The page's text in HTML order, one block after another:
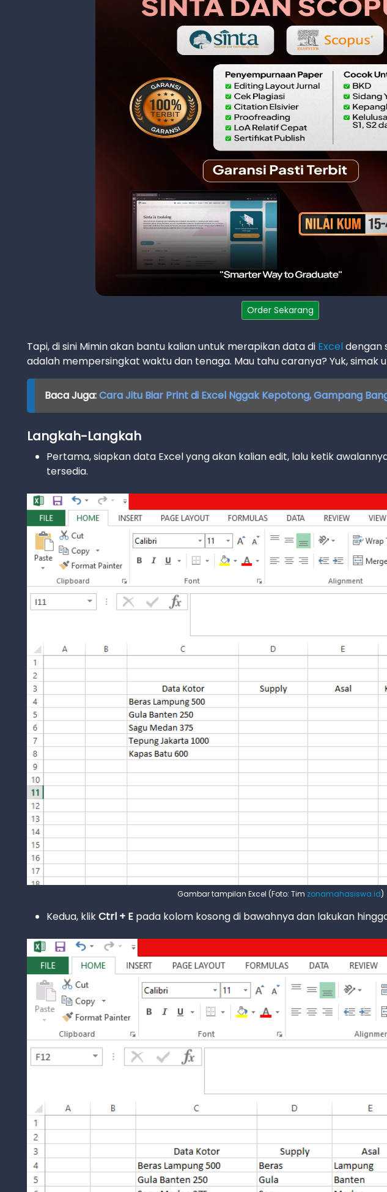
Order Sekarang
Tapi, di sini Mimin akan bantu kalian untuk merapikan data di Excel dengan
adalah mempersingkat waktu dan tenaga. Mau tahu caranya? Yuk, simak
Baca Juga:Cara Jitu Biar Print di Excel Nggak Kepotong, Gampang
Langkah-Langkah
Pertama, siapkan data Excel yang akan kalian edit, lalu ketik
tersedia.
Gambar tampilan Excel (Foto: Tim zonamahasiswa.id)
Kedua, klikCtrl + E pada kolom kosong di bawahnya dan lakukan